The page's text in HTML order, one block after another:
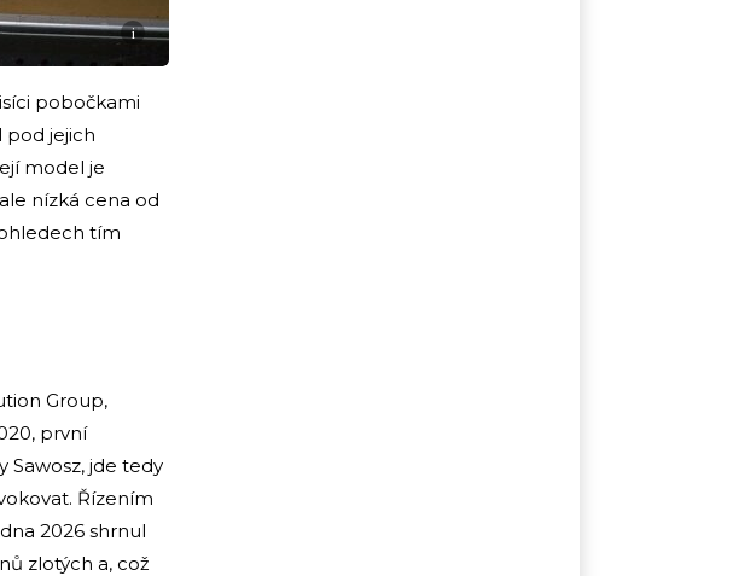
i
pobočkami
pod jejich
model je
nízká cena od
tím
Group,
první
Sawosz, jde tedy
Řízením
2026 shrnul
zlotých a, což